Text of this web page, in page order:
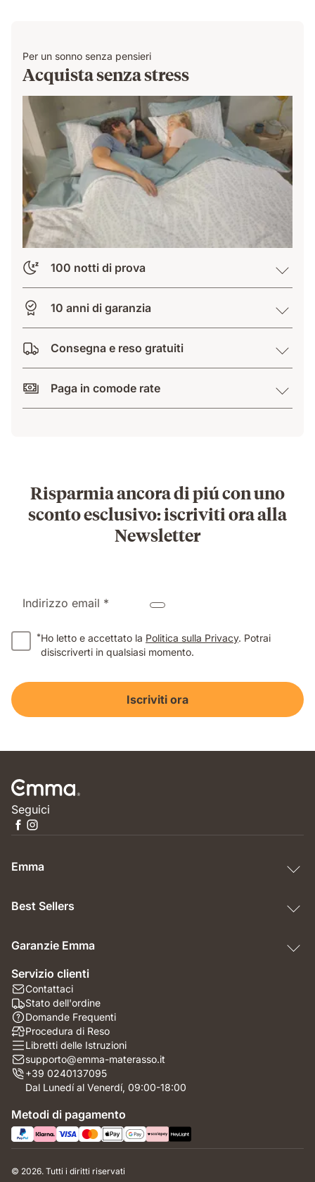
Per un sonno senza pensieri
Acquista senza stress
100 notti di prova
10 anni di garanzia
Consegna e reso gratuiti
Paga in comode rate
Risparmia ancora di piú con uno
sconto esclusivo: iscriviti ora alla
Newsletter
Indirizzo email *
*Ho letto e accettato la Politica sulla Privacy. Potrai
disiscriverti in qualsiasi momento.
Iscriviti ora
Seguici
Emma
Best Sellers
Garanzie Emma
Servizio clienti
Contattaci
Stato dell'ordine
Domande Frequenti
Procedura di Reso
Libretti delle Istruzioni
supporto@emma-materasso.it
+39 0240137095
Dal Lunedí al Venerdí, 09:00-18:00
Metodi di pagamento
© 2026. Tutti i diritti riservati